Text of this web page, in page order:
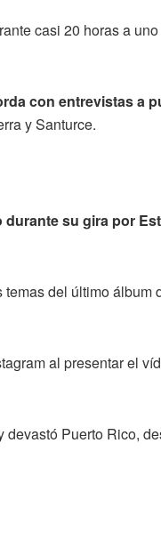
casi 20 horas a
con entrevistas a
y Santurce.
su gira por
del último álbum
al presentar el
Puerto Rico,